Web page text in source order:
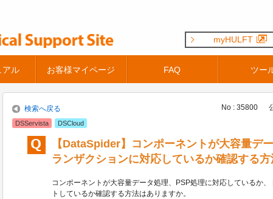
アル お客様マイページ FAQ ツー
myHULFT
検索へ戻る No : 35800
DSServista DSCloud
【DataSpider】コンポーネントが大容量デ
ランザクションに対応しているか確認する
コンポーネントが大容量データ処理、PSP処理に対応しているか
トしているか確認する方法はありますか。